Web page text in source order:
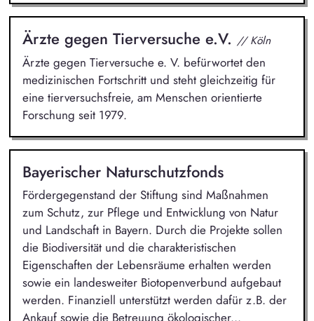
Ärzte gegen Tierversuche e.V. // Köln
Ärzte gegen Tierversuche e. V. befürwortet den
medizinischen Fortschritt und steht gleichzeitig für
eine tierversuchsfreie, am Menschen orientierte
Forschung seit 1979.
Bayerischer Naturschutzfonds
Fördergegenstand der Stiftung sind Maßnahmen
zum Schutz, zur Pflege und Entwicklung von Natur
und Landschaft in Bayern. Durch die Projekte sollen
die Biodiversität und die charakteristischen
Eigenschaften der Lebensräume erhalten werden
sowie ein landesweiter Biotopenverbund aufgebaut
werden. Finanziell unterstützt werden dafür z.B. der